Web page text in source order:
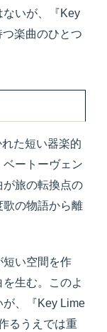
ないが、『Key
楽曲のひとつ
た短い器楽的
ートーヴェン
旅の転換点の
歌の物語から離
短い空間を作
生む。このよ
が、『Key Lime
るうえでは重